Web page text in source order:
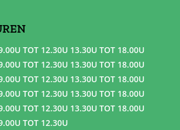
TOT 12.30U 13.30U TOT 18.00U
TOT 12.30U 13.30U TOT 18.00U
TOT 12.30U 13.30U TOT 18.00U
TOT 12.30U 13.30U TOT 18.00U
TOT 12.30U 13.30U TOT 18.00U
TOT 12.30U